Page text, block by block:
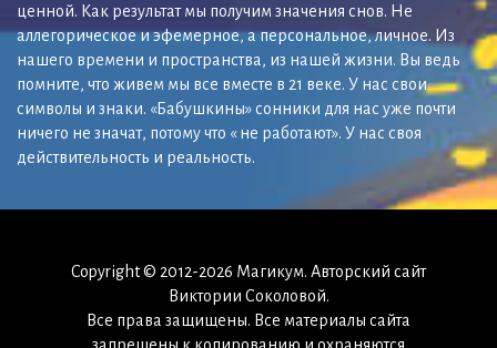
ценной. Как результат мы получим значения снов. Не
аллегорическое и эфемерное, а персональное, личное. Из
нашего времени и пространства, из нашей жизни. Вы ведь
помните, что живем мы все вместе в 21 веке. У нас свои
символы и знаки. «Бабушкины» сонники для нас уже почти
ничего не значат, потому что « не работают». У нас своя
действительность и реальность.
Copyright © 2012-2026 Магикум. Авторский сайт
Виктории Соколовой.
Все права защищены. Все материалы сайта
запрещены к копированию и охраняются